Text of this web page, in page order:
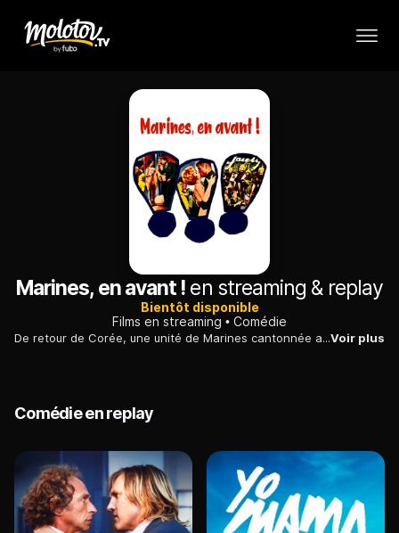
Marines, en avant ! en streaming & replay
Bientôt disponible
Films en streaming
Comédie
De retour de Corée, une unité de Marines cantonnée au Japon trouve un certain réconfort auprès de jolies Japonaises...Voir plus
Comédie en replay